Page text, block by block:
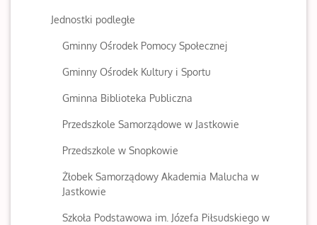
Jednostki podległe
Gminny Ośrodek Pomocy Społecznej
Gminny Ośrodek Kultury i Sportu
Gminna Biblioteka Publiczna
Przedszkole Samorządowe w Jastkowie
Przedszkole w Snopkowie
Żłobek Samorządowy Akademia Malucha w
Jastkowie
Szkoła Podstawowa im. Józefa Piłsudskiego w